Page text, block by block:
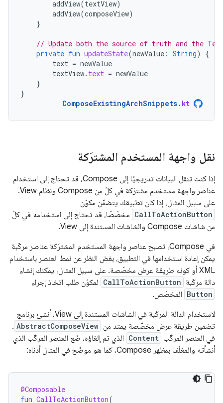
addView(textView)
addView(composeView)
}
// Update both the source of truth and the
private fun updateState(newValue : String)
{
text = newValue
textView. text = newValue
}
}
ComposeExistingArchSnippets. kt
نقل واجهة المستخدم المشترَكة
إذا كنت تنقل البيانات تدريجيًا إلى Compose، قد تحتاج إلى استخدام
عناصر واجهة مستخدم مشترَكة في كلّ من Compose ونظام View.
على سبيل المثال، إذا كان تطبيقك يتضمّن مكوّن
CallToActionButton مخصّصًا، قد تحتاج إلى استخدامه في كلّ
من شاشات Compose والشاشات المستندة إلى View.
في Compose، تصبح عناصر واجهة المستخدم المشترَكة عناصر مركّبة
يمكن إعادة استخدامها في التطبيق، بغض النظر عن نمط العنصر باستخدام
XML أو كونه طريقة عرض مخصّصة. على سبيل المثال، يمكنك إنشاء
دالة مركّبة CallToActionButton لمكوّن طلب اتخاذ إجراء
Button المخصّص.
لاستخدام الدالة المركّبة في الشاشات المستندة إلى View، أنشئ برنامج
تضمين طريقة عرض مخصّصة يمتد من AbstractComposeView
.
في العنصر المركّب Content الذي تم إلغاؤه، ضَع العنصر المركّب الذي
أنشأته والمغلّف بمظهر Compose، كما هو موضّح في المثال أدناه:
@Composable
fun CallToActionButton(